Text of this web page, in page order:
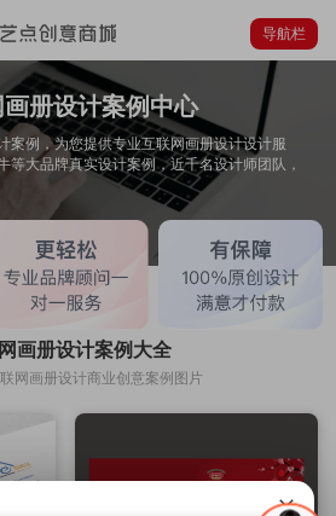
导航栏
册设计案例中心
案例，为您提供专业互联网画册设计设计服
等大品牌真实设计案例，近千名设计师团队，
画册设计案例大全
网画册设计商业创意案例图片